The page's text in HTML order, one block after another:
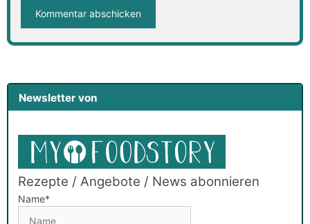
Newsletter von
Rezepte / Angebote / News abonnieren
Name*